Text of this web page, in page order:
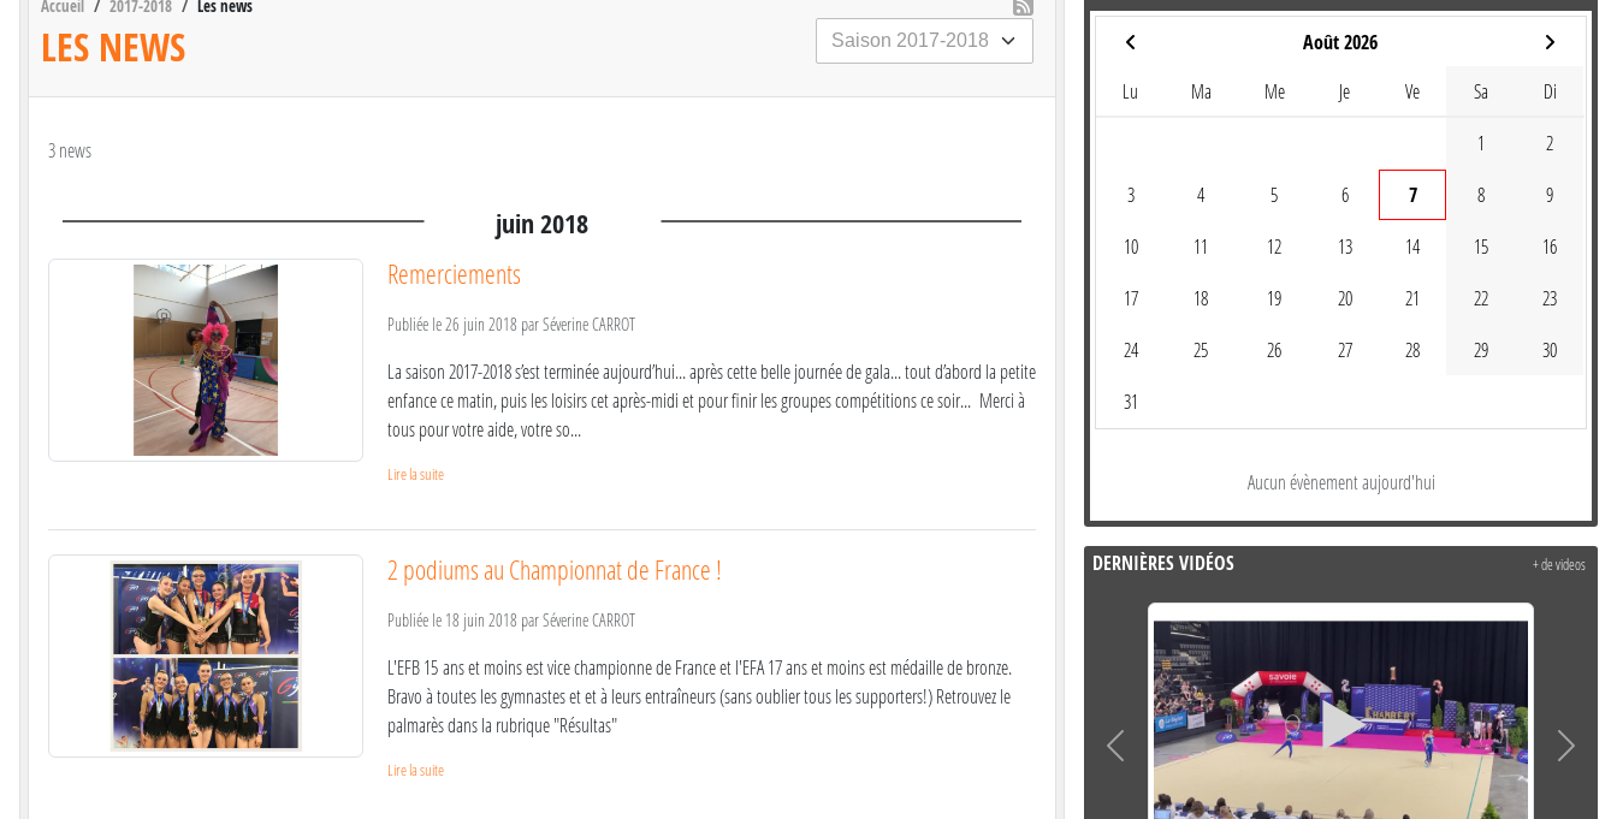
Accueil 2017-2018 Les news
LES NEWS
3 news
juin2018
Remerciements
Publiée le 26 juin 2018 parSéverine CARROT
La saison 2017-2018 s’est terminée aujourd’hui... après cette belle journée de gala... tout d’abord la petite
enfance ce matin, puis les loisirs cet après-midi et pour finir les groupes compétitions ce soir... Merci à
tous pour votre aide, votre so...
Lire la suite
2 podiums au Championnat de France !
Publiée le 18 juin 2018 parSéverine CARROT
L'EFB 15 ans et moins est vice championne de France et l'EFA 17 ans et moins est médaille de bronze.
Bravo à toutes les gymnastes et et à leurs entraîneurs (sans oublier tous les supporters!) Retrouvez le
palmarès dans la rubrique "Résultas"
Lire la suite
Août 2026
Lu Ma Me Je Ve Sa Di
1 2
3 4 5 6 7 8 9
10 11 12 13 14 15 16
17 18 19 20 21 22 23
24 25 26 27 28 29 30
31
Aucun évènement aujourd'hui
DERNIÈRES VIDÉOS
Précedent Suivant
+ de videos